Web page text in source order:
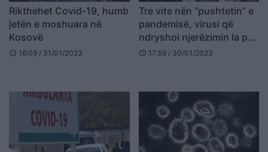
Rikthehet Covid-19, humb
jetën e moshuara në
Kosovë
schedule 16:09 / 31/01/2023
Tre vite nën “pushtetin” e
pandemisë, virusi që
ndryshoi njerëzimin la pas
7 mln viktima
schedule 17:59 / 30/01/2023